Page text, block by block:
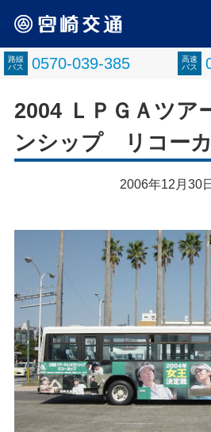
路線
バス
0570-039-385
高速
バス
2004 ＬＰＧＡツア
ンシップ リコー
2006年12月30日